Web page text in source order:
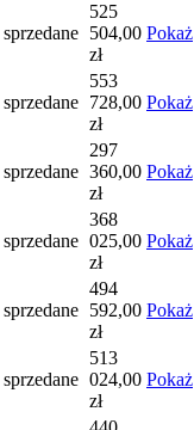
sprzedane
525
504,00
zł
Pokaż
sprzedane
553
728,00
zł
Pokaż
sprzedane
297
360,00
zł
Pokaż
sprzedane
368
025,00
zł
Pokaż
sprzedane
494
592,00
zł
Pokaż
sprzedane
513
024,00
zł
Pokaż